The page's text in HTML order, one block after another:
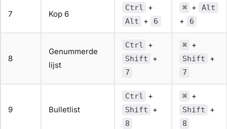
7 Kop 6
Ctrl +
Alt + 6
⌘ + Alt
+ 6
8
Genummerde
lijst
Ctrl +
Shift +
7
⌘ +
Shift +
7
9 Bulletlist
Ctrl +
Shift +
8
⌘ +
Shift +
8